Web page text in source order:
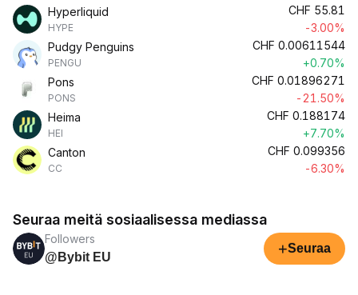
Hyperliquid
HYPE
CHF 55.81
-3.00%
Pudgy Penguins
PENGU
CHF 0.00611544
+0.70%
Pons
PONS
CHF 0.01896271
-21.50%
Heima
HEI
CHF 0.188174
+7.70%
Canton
CC
CHF 0.099356
-6.30%
Seuraa meitä sosiaalisessa mediassa
Followers
@Bybit EU
+Seuraa